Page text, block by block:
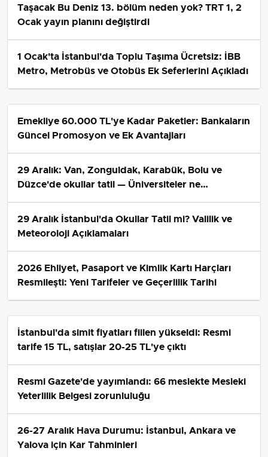
Taşacak Bu Deniz 13. bölüm neden yok? TRT 1, 2
Ocak yayın planını değiştirdi
1 Ocak'ta İstanbul'da Toplu Taşıma Ücretsiz: İBB
Metro, Metrobüs ve Otobüs Ek Seferlerini Açıkladı
Emekliye 60.000 TL'ye Kadar Paketler: Bankaların
Güncel Promosyon ve Ek Avantajları
29 Aralık: Van, Zonguldak, Karabük, Bolu ve
Düzce'de okullar tatil — Üniversiteler ne
29 Aralık İstanbul'da Okullar Tatil mi? Valilik ve
Meteoroloji Açıklamaları
2026 Ehliyet, Pasaport ve Kimlik Kartı Harçları
Resmileşti: Yeni Tarifeler ve Geçerlilik Tarihi
İstanbul'da simit fiyatları fiilen yükseldi: Resmi
tarife 15 TL, satışlar 20-25 TL'ye çıktı
Resmi Gazete'de yayımlandı: 66 meslekte Mesleki
Yeterlilik Belgesi zorunluluğu
26-27 Aralık Hava Durumu: İstanbul, Ankara ve
Yalova için Kar Tahminleri